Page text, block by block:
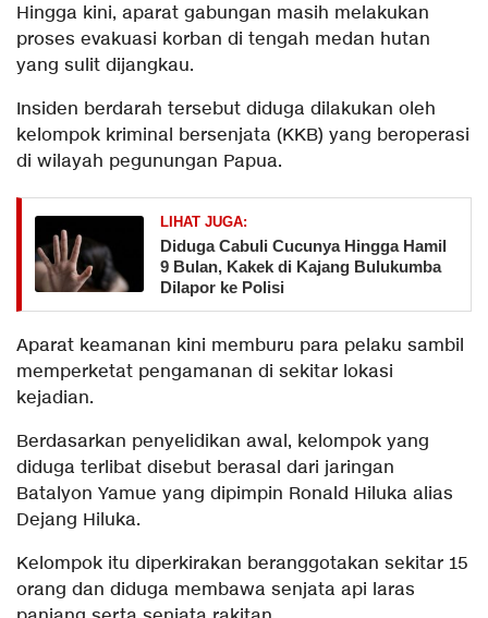
Hingga kini, aparat gabungan masih melakukan
proses evakuasi korban di tengah medan hutan
yang sulit dijangkau.
Insiden berdarah tersebut diduga dilakukan oleh
kelompok kriminal bersenjata (KKB) yang beroperasi
di wilayah pegunungan Papua.
LIHAT JUGA:
Diduga Cabuli Cucunya Hingga Hamil
9 Bulan, Kakek di Kajang Bulukumba
Dilapor ke Polisi
Aparat keamanan kini memburu para pelaku sambil
memperketat pengamanan di sekitar lokasi
kejadian.
Berdasarkan penyelidikan awal, kelompok yang
diduga terlibat disebut berasal dari jaringan
Batalyon Yamue yang dipimpin Ronald Hiluka alias
Dejang Hiluka.
Kelompok itu diperkirakan beranggotakan sekitar 15
orang dan diduga membawa senjata api laras